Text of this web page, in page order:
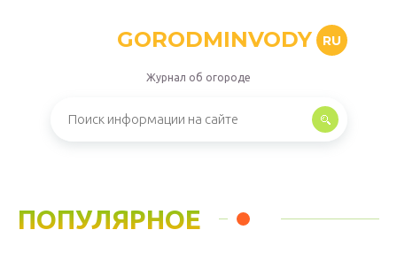
GORODMINVODY RU
Журнал об огороде
ПОПУЛЯРНОЕ